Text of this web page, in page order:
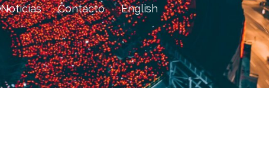
Noticias Contacto English